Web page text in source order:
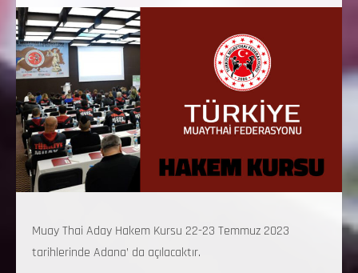
Muay Thai Aday Hakem Kursu 22-23 Temmuz 2023
tarihlerinde Adana’ da açılacaktır.